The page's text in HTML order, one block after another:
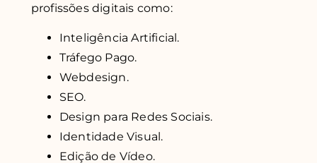
profissões digitais como:
Inteligência Artificial.
Tráfego Pago.
Webdesign.
SEO.
Design para Redes Sociais.
Identidade Visual.
Edição de Vídeo.